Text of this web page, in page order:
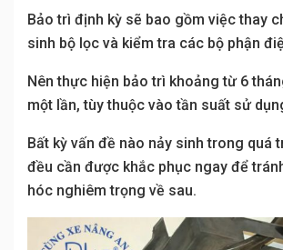
Bảo trì định kỳ sẽ bao gồm việc thay
sinh bộ lọc và kiểm tra các bộ phận
Nên thực hiện bảo trì khoảng từ 6
một lần, tùy thuộc vào tần suất sử
Bất kỳ vấn đề nào nảy sinh trong quá
đều cần được khắc phục ngay để
hóc nghiêm trọng về sau.